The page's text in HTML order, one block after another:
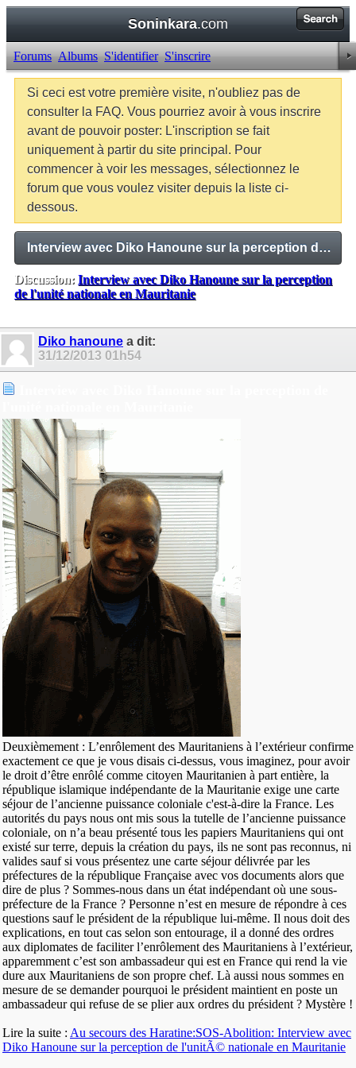
Soninkara.com
Forums Albums S'identifier S'inscrire
Si ceci est votre première visite, n'oubliez pas de
consulter la FAQ. Vous pourriez avoir à vous inscrire
avant de pouvoir poster: L'inscription se fait
uniquement à partir du site principal. Pour
commencer à voir les messages, sélectionnez le
forum que vous voulez visiter depuis la liste ci-
dessous.
Interview avec Diko Hanoune sur la perception de l'unité nationale en Mauritanie
Discussion: Interview avec Diko Hanoune sur la perception
de l'unité nationale en Mauritanie
Diko hanoune a dit:
31/12/2013 01h54
Deuxièmement : L’enrôlement des Mauritaniens à l’extérieur confirme
exactement ce que je vous disais ci-dessus, vous imaginez, pour avoir
le droit d’être enrôlé comme citoyen Mauritanien à part entière, la
république islamique indépendante de la Mauritanie exige une carte
séjour de l’ancienne puissance coloniale c'est-à-dire la France. Les
autorités du pays nous ont mis sous la tutelle de l’ancienne puissance
coloniale, on n’a beau présenté tous les papiers Mauritaniens qui ont
existé sur terre, depuis la création du pays, ils ne sont pas reconnus, ni
valides sauf si vous présentez une carte séjour délivrée par les
préfectures de la république Française avec vos documents alors que
dire de plus ? Sommes-nous dans un état indépendant où une sous-
préfecture de la France ? Personne n’est en mesure de répondre à ces
questions sauf le président de la république lui-même. Il nous doit des
explications, en tout cas selon son entourage, il a donné des ordres
aux diplomates de faciliter l’enrôlement des Mauritaniens à l’extérieur,
apparemment c’est son ambassadeur qui est en France qui rend la vie
dure aux Mauritaniens de son propre chef. Là aussi nous sommes en
mesure de se demander pourquoi le président maintient en poste un
ambassadeur qui refuse de se plier aux ordres du président ? Mystère !
Lire la suite : Au secours des Haratine:SOS-Abolition: Interview avec
Diko Hanoune sur la perception de l'unitÃ© nationale en Mauritanie